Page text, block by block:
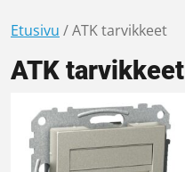
Etusivu / ATK tarvikkeet
ATK tarvikkeet